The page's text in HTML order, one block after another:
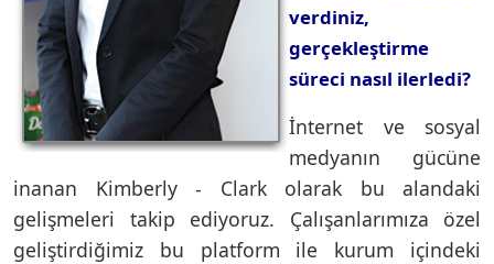
verdiniz,
gerçekleştirme
süreci nasıl ilerledi?
İnternet ve sosyal
medyanın gücüne
inanan Kimberly - Clark olarak bu alandaki
gelişmeleri takip ediyoruz. Çalışanlarımıza özel
geliştirdiğimiz bu platform ile kurum içindeki